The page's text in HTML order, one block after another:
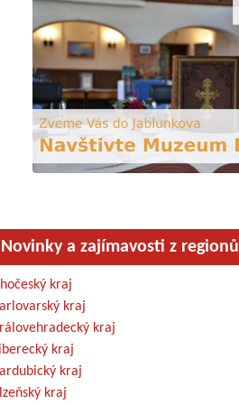
Novinky a zajímavosti z regionů
kraj
kraj
kraj
kraj
kraj
kraj